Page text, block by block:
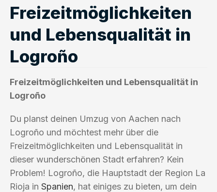
Freizeitmöglichkeiten
und Lebensqualität in
Logroño
Freizeitmöglichkeiten und Lebensqualität in
Logroño
Du planst deinen Umzug von Aachen nach
Logroño und möchtest mehr über die
Freizeitmöglichkeiten und Lebensqualität in
dieser wunderschönen Stadt erfahren? Kein
Problem! Logroño, die Hauptstadt der Region La
Rioja in Spanien, hat einiges zu bieten, um dein